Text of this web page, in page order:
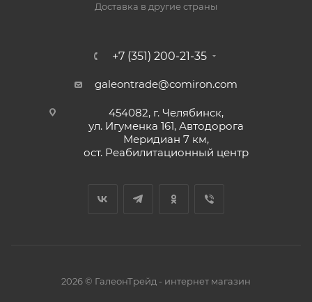
Доставка в другие страны
+7 (351) 200-21-35
galeontrade@comiron.com
454082, г. Челябинск,
ул. Игуменка 161, Автодорога
Меридиан 7 км,
ост. Реабилитационный центр
2026 © ГалеонТрейд - интернет магазин